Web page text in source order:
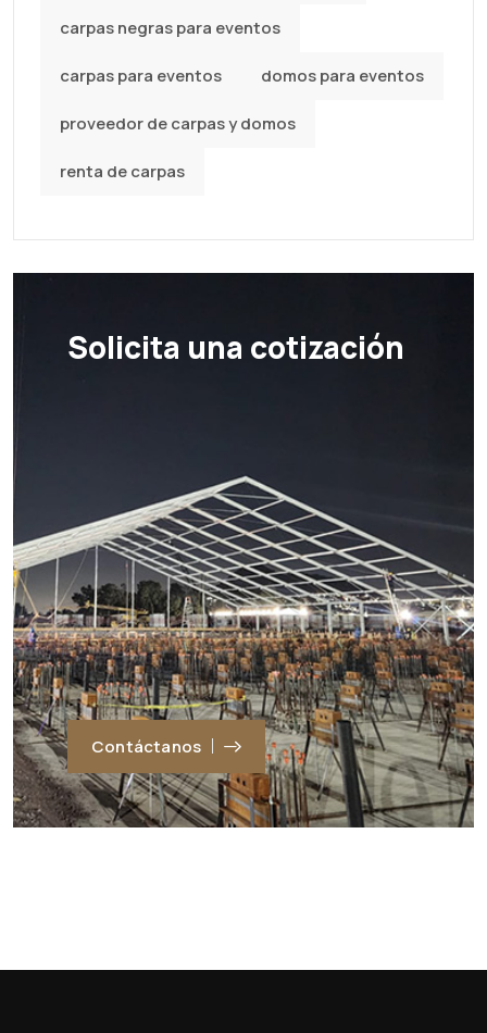
carpas negras para eventos
carpas para eventos domos para eventos
proveedor de carpas y domos
renta de carpas
Solicita una cotización
Contáctanos